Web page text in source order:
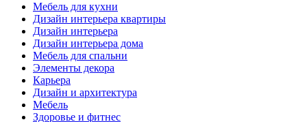
Мебель для кухни
Дизайн интерьера квартиры
Дизайн интерьера
Дизайн интерьера дома
Мебель для спальни
Элементы декора
Карьера
Дизайн и архитектура
Мебель
Здоровье и фитнес